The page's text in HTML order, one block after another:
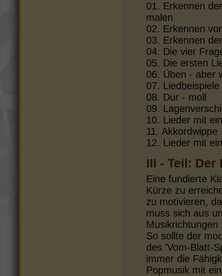
01. Erkennen
malen
02. Erkennen
03. Erkennen
04. Die vier
05. Die ersten
06. Üben - aber
07.
08. Dur - moll
09.
10. Lieder mit
11. Akkordwippe
12. Lieder mit
III - Teil: Der
Eine fundierte
Kürze zu
zu motivieren,
muss sich aus
So sollte der
des 'Vom-Blatt-
immer die
Popmusik mit